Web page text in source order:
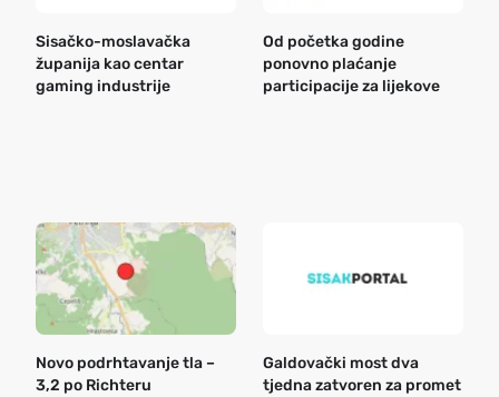
Sisačko-moslavačka
županija kao centar
gaming industrije
Od početka godine
ponovno plaćanje
participacije za lijekove
Novo podrhtavanje tla –
3,2 po Richteru
Galdovački most dva
tjedna zatvoren za promet